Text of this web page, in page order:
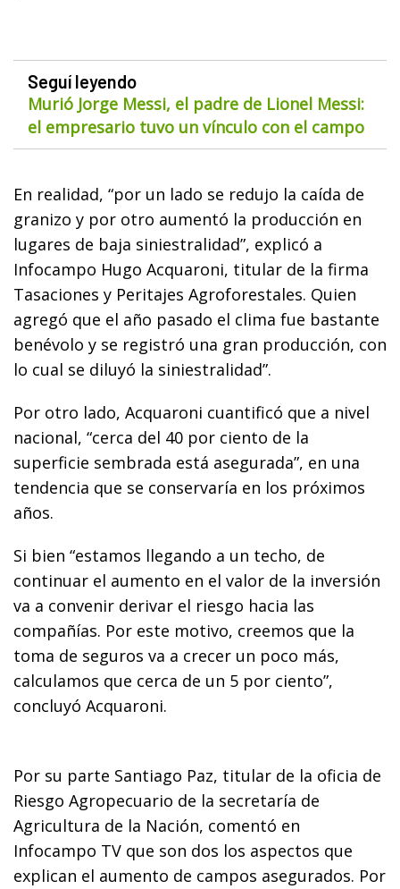
Seguí leyendo
Murió Jorge Messi, el padre de Lionel Messi:
el empresario tuvo un vínculo con el campo
En realidad, “por un lado se redujo la caída de
granizo y por otro aumentó la producción en
lugares de baja siniestralidad”, explicó a
Infocampo Hugo Acquaroni, titular de la firma
Tasaciones y Peritajes Agroforestales. Quien
agregó que el año pasado el clima fue bastante
benévolo y se registró una gran producción, con
lo cual se diluyó la siniestralidad”.
Por otro lado, Acquaroni cuantificó que a nivel
nacional, “cerca del 40 por ciento de la
superficie sembrada está asegurada”, en una
tendencia que se conservaría en los próximos
años.
Si bien “estamos llegando a un techo, de
continuar el aumento en el valor de la inversión
va a convenir derivar el riesgo hacia las
compañías. Por este motivo, creemos que la
toma de seguros va a crecer un poco más,
calculamos que cerca de un 5 por ciento”,
concluyó Acquaroni.
Por su parte Santiago Paz, titular de la oficia de
Riesgo Agropecuario de la secretaría de
Agricultura de la Nación, comentó en
Infocampo TV que son dos los aspectos que
explican el aumento de campos asegurados. Por